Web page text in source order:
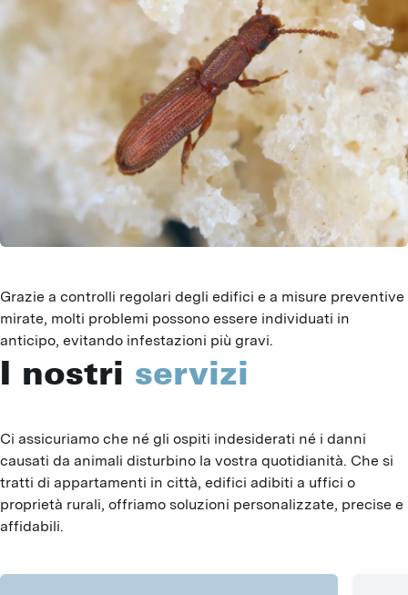
Grazie a controlli regolari degli edifici e a misure preventive
mirate, molti problemi possono essere individuati in
anticipo, evitando infestazioni più gravi.
I nostri servizi
Ci assicuriamo che né gli ospiti indesiderati né i danni
causati da animali disturbino la vostra quotidianità. Che si
tratti di appartamenti in città, edifici adibiti a uffici o
proprietà rurali, offriamo soluzioni personalizzate, precise e
affidabili.